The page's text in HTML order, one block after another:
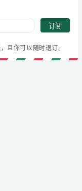
订阅
且你可以随时退订。